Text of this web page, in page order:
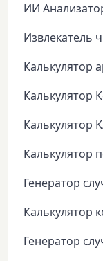
ИИ
Извлекатель
Калькулятор
Калькулятор
Калькулятор
Калькулятор
Генератор
Калькулятор
Генератор